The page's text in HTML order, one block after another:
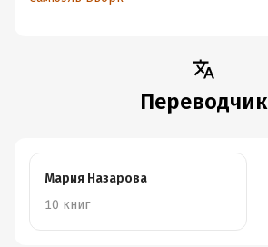
Переводчик
Мария Назарова
10 книг